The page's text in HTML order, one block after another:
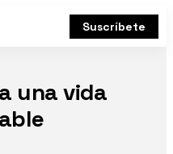
Suscríbete
una vida